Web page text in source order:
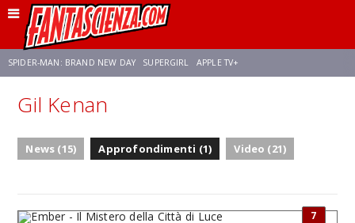
SPIDER-MAN: BRAND NEW DAY SUPERGIRL APPLE TV+
FRANCO RICCIARDIELLO
Gil Kenan
News (15) Approfondimenti (1) Video (21)
7